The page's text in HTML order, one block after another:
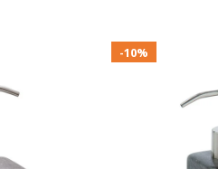
-10%